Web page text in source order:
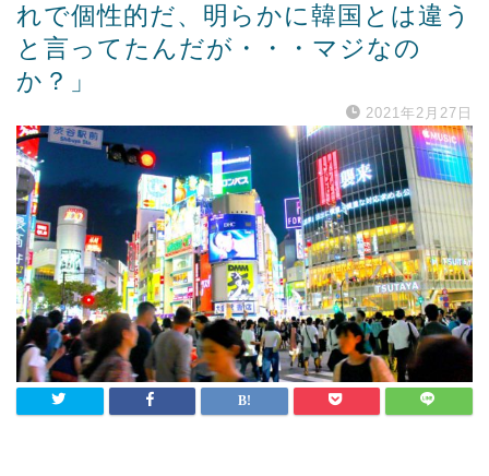
れで個性的だ、明らかに韓国とは違う
と言ってたんだが・・・マジなの
か？」
2021年2月27日